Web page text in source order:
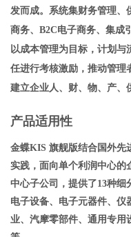
发而成。系统集财务管理、
商务、B2C电子商务、集成
以成本管理为目标，计划与
任进行考核激励，推动管理
建立企业人、财、物、产、
产品适用性
金蝶KIS 旗舰版结合国外先
实践，面向单个利润中心的
中心子公司，提供了13种细
电子设备、电子元器件、仪
业、汽摩零部件、通用专用